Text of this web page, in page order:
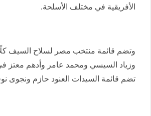
الأفريقية في مختلف الأسلحة.
وتضم قائمة منتخب مصر لسلاح السيف
وزياد السيسي ومحمد عامر وأدهم معتز
تضم قائمة السيدات العنود حازم ونجوى